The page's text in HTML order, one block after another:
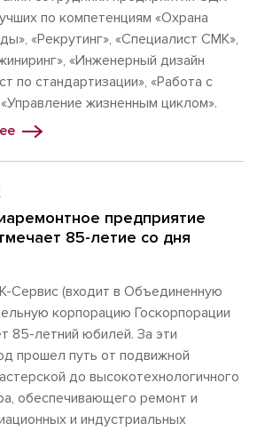
по компетенциям «Охрана
«Рекрутинг», «Специалист СМК»,
«Инженерный дизайн
по стандартизации», «Работа с
жизненным циклом».
предприятие
85-летие со дня
Сервис (входит в Объединенную
корпорацию Госкорпорации
85-летний юбилей. За эти
прошел путь от подвижной
до высокотехнологичного
обеспечивающего ремонт и
и индустриальных